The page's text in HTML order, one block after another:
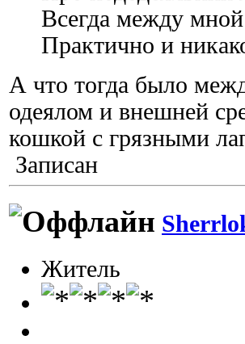
Всегда между
Практично и
А что тогда было
одеялом и внешней
кошкой с грязными
Записан
Житель